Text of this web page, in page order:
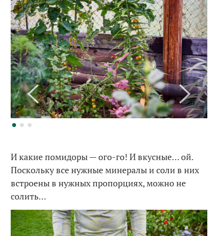
И какие помидоры — ого-го! И вкусные… ой.
Поскольку все нужные минералы и соли в них
встроены в нужных пропорциях, можно не
солить…